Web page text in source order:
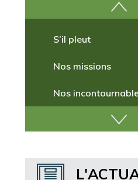
Nos incontournables
Où dormir ?